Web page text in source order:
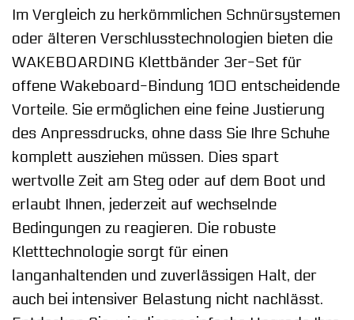
Im Vergleich zu herkömmlichen Schnürsystemen
oder älteren Verschlusstechnologien bieten die
WAKEBOARDING Klettbänder 3er-Set für
offene Wakeboard-Bindung 100 entscheidende
Vorteile. Sie ermöglichen eine feine Justierung
des Anpressdrucks, ohne dass Sie Ihre Schuhe
komplett ausziehen müssen. Dies spart
wertvolle Zeit am Steg oder auf dem Boot und
erlaubt Ihnen, jederzeit auf wechselnde
Bedingungen zu reagieren. Die robuste
Kletttechnologie sorgt für einen
langanhaltenden und zuverlässigen Halt, der
auch bei intensiver Belastung nicht nachlässt.